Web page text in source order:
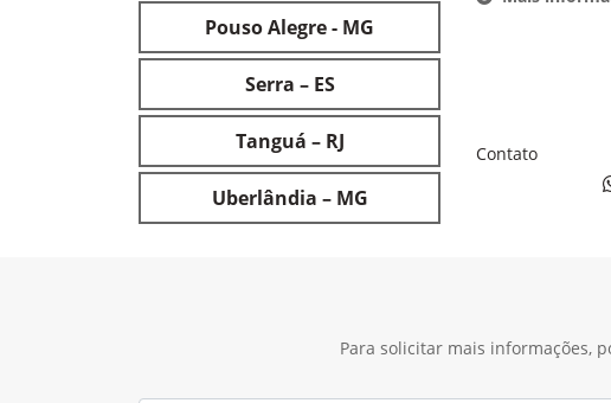
Pouso Alegre - MG
Serra – ES
Tanguá – RJ
Uberlândia – MG
Contato
Para solicitar mais informações,